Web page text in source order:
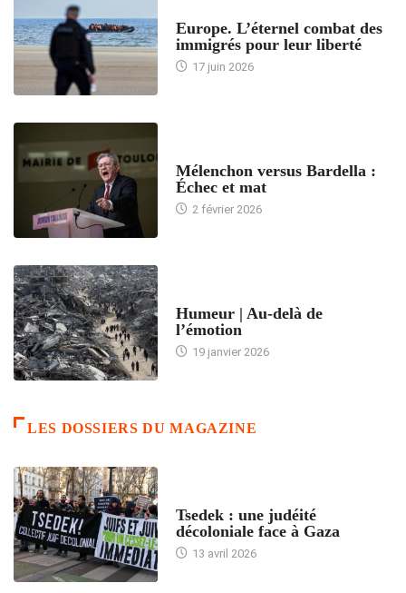
Europe. L’éternel combat des
immigrés pour leur liberté
17 juin 2026
Mélenchon versus Bardella :
Échec et mat
2 février 2026
Humeur | Au-delà de
l’émotion
19 janvier 2026
LES DOSSIERS DU MAGAZINE
Tsedek : une judéité
décoloniale face à Gaza
13 avril 2026